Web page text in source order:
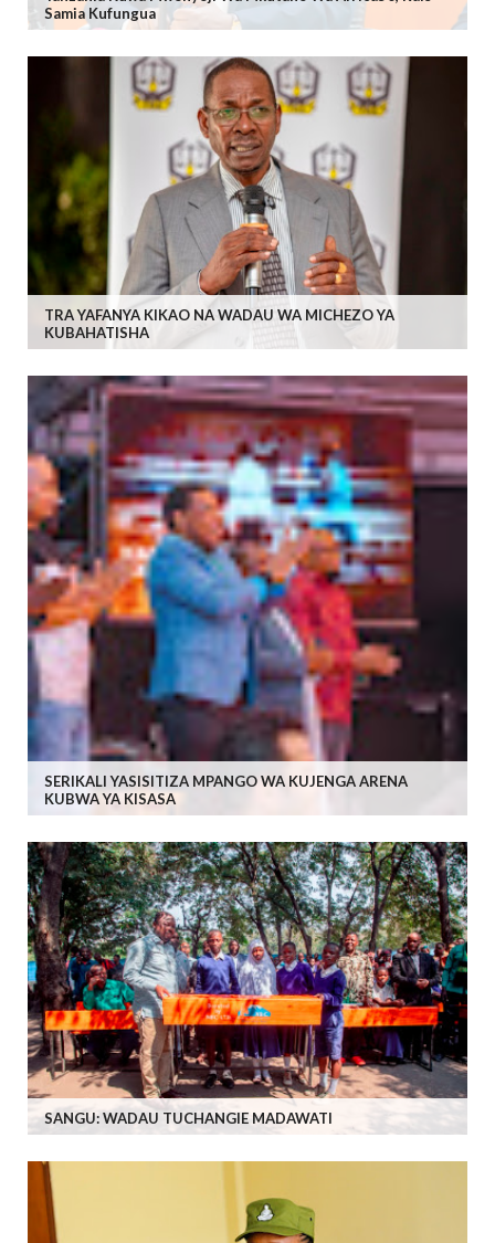
Samia Kufungua
TRA YAFANYA KIKAO NA WADAU WA MICHEZO YA
KUBAHATISHA
SERIKALI YASISITIZA MPANGO WA KUJENGA ARENA
KUBWA YA KISASA
SANGU: WADAU TUCHANGIE MADAWATI